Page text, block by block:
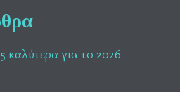
καλύτερα για το 2026